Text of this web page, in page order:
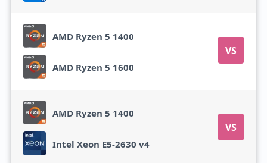
AMD Ryzen 5 1400
VS
AMD Ryzen 5 1600
AMD Ryzen 5 1400
VS
Intel Xeon E5-2630 v4